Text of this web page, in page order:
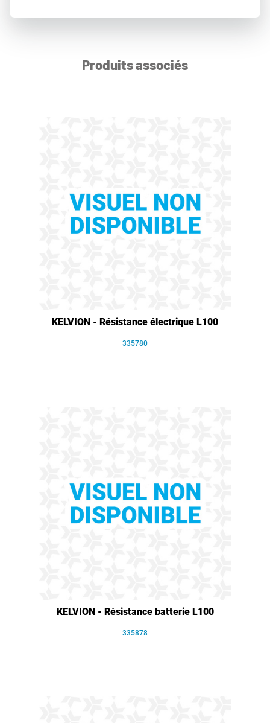
Produits associés
KELVION - Résistance électrique L100
335780
KELVION - Résistance batterie L100
335878